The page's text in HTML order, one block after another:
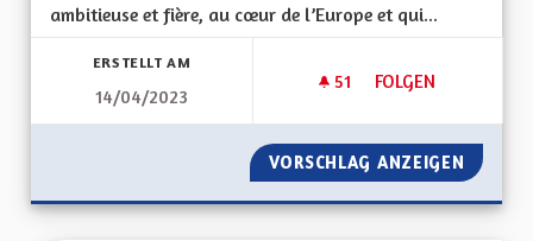
ambitieuse et fière, au cœur de l’Europe et qui...
ERSTELLT AM
14/04/2023
51 51 FOLLOWER
FOLGEN
RELEVONS
VORSCHLAG ANZEIGEN